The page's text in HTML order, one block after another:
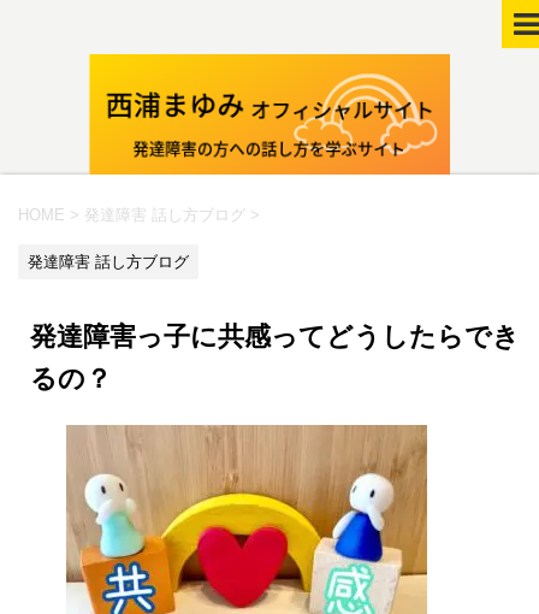
HOME > 発達障害 話し方ブログ >
発達障害 話し方ブログ
発達障害っ子に共感ってどうしたらでき
るの？